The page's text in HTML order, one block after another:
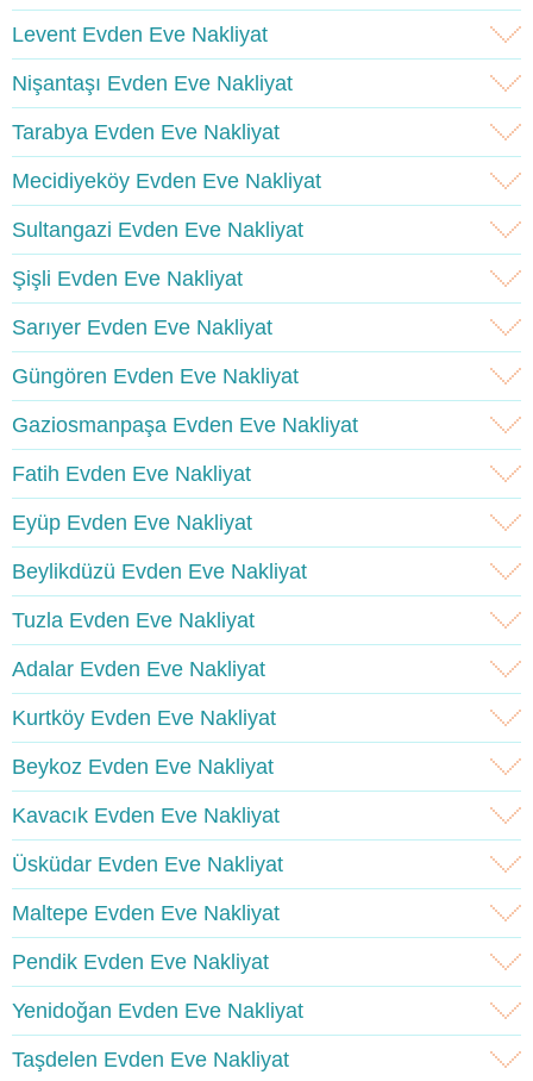
Levent Evden Eve Nakliyat
Nişantaşı Evden Eve Nakliyat
Tarabya Evden Eve Nakliyat
Mecidiyeköy Evden Eve Nakliyat
Sultangazi Evden Eve Nakliyat
Şişli Evden Eve Nakliyat
Sarıyer Evden Eve Nakliyat
Güngören Evden Eve Nakliyat
Gaziosmanpaşa Evden Eve Nakliyat
Fatih Evden Eve Nakliyat
Eyüp Evden Eve Nakliyat
Beylikdüzü Evden Eve Nakliyat
Tuzla Evden Eve Nakliyat
Adalar Evden Eve Nakliyat
Kurtköy Evden Eve Nakliyat
Beykoz Evden Eve Nakliyat
Kavacık Evden Eve Nakliyat
Üsküdar Evden Eve Nakliyat
Maltepe Evden Eve Nakliyat
Pendik Evden Eve Nakliyat
Yenidoğan Evden Eve Nakliyat
Taşdelen Evden Eve Nakliyat